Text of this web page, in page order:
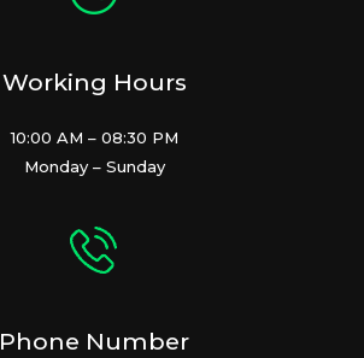
Working Hours
10:00 AM – 08:30 PM
Monday – Sunday
Phone Number